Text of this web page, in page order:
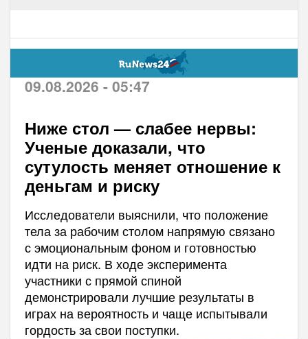
09.08.2026 - 05:47
Ниже стол — слабее нервы:
Ученые доказали, что
сутулость меняет отношение к
деньгам и риску
Исследователи выяснили, что положение
тела за рабочим столом напрямую связано
с эмоциональным фоном и готовностью
идти на риск. В ходе эксперимента
участники с прямой спиной
демонстрировали лучшие результаты в
играх на вероятность и чаще испытывали
гордость за свои поступки.